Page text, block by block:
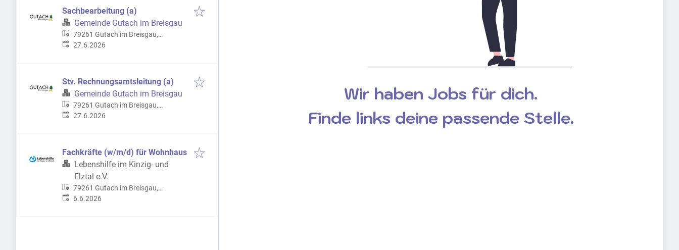
Sachbearbeitung (a)
Gemeinde Gutach im Breisgau
79261 Gutach im Breisgau,
Deutschland
Veröffentlicht:
27.6.2026
Stv. Rechnungsamtsleitung (a)
Gemeinde Gutach im Breisgau
79261 Gutach im Breisgau,
Deutschland
Veröffentlicht:
27.6.2026
Fachkräfte (w/m/d) für Wohnhaus
Lebenshilfe im Kinzig- und
Elztal e.V.
79261 Gutach im Breisgau,
Deutschland
Veröffentlicht
6.6.2026
Wir haben Jobs für dich.
Finde links deine passende Stelle.